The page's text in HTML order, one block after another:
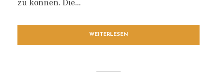
zu können. Die...
WEITERLESEN